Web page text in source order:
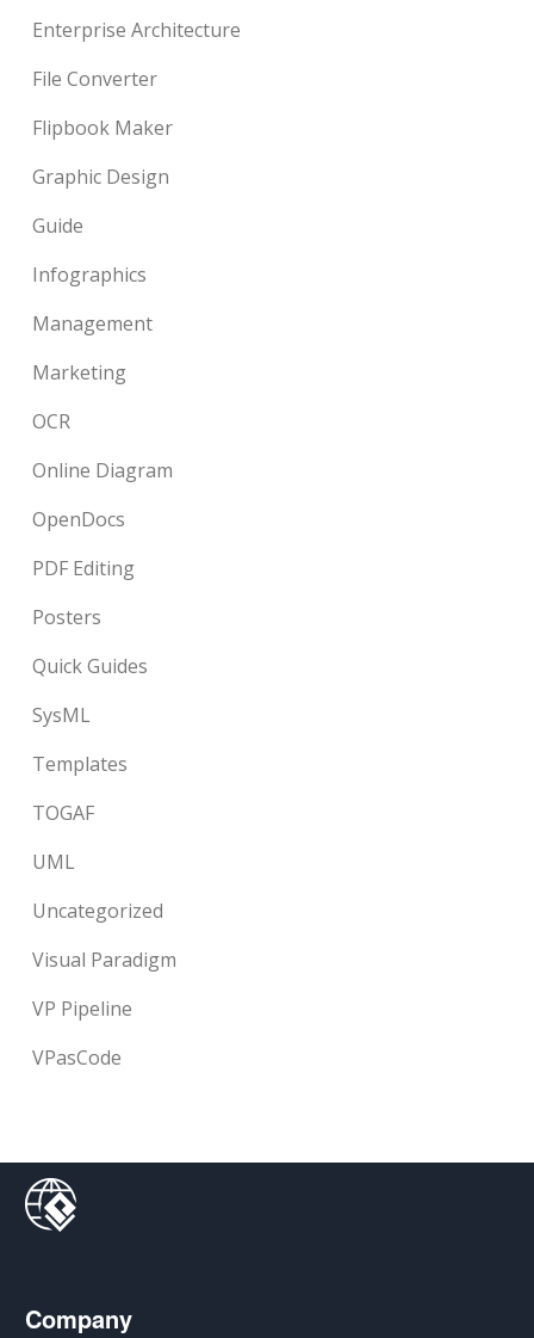
Enterprise Architecture
File Converter
Flipbook Maker
Graphic Design
Guide
Infographics
Management
Marketing
OCR
Online Diagram
OpenDocs
PDF Editing
Posters
Quick Guides
SysML
Templates
TOGAF
UML
Uncategorized
Visual Paradigm
VP Pipeline
VPasCode
Company